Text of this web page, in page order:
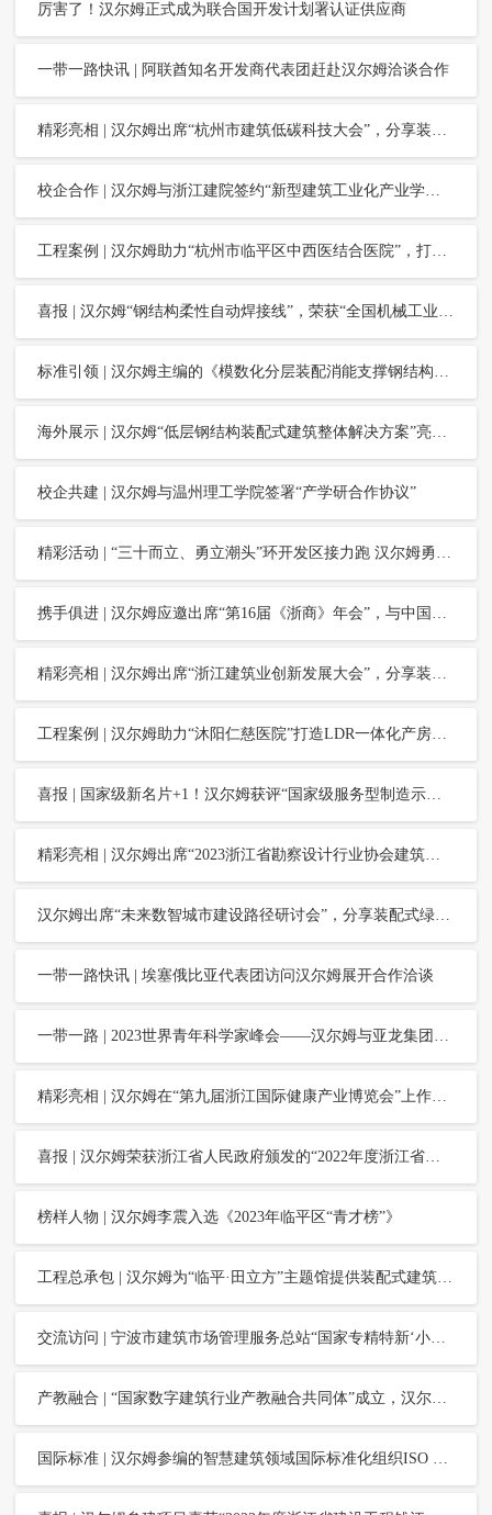
厉害了！汉尔姆正式成为联合国开发计划署认证供应商
一带一路快讯 | 阿联酋知名开发商代表团赶赴汉尔姆洽谈合作
精彩亮相 | 汉尔姆出席“杭州市建筑低碳科技大会”，分享装配式绿色建筑实践成果
校企合作 | 汉尔姆与浙江建院签约“新型建筑工业化产业学院”合作办学项目
工程案例 | 汉尔姆助力“杭州市临平区中西医结合医院”，打造“杭州市装配化装修试点项目”
喜报 | 汉尔姆“钢结构柔性自动焊接线”，荣获“全国机械工业设计创新大赛”铜奖
标准引领 | 汉尔姆主编的《模数化分层装配消能支撑钢结构技术规程》重磅发布
海外展示 | 汉尔姆“低层钢结构装配式建筑整体解决方案”亮相“迪拜BIG5展”，获国际客户青睐
校企共建 | 汉尔姆与温州理工学院签署“产学研合作协议”
精彩活动 | “三十而立、勇立潮头”环开发区接力跑 汉尔姆勇夺佳绩
携手俱进 | 汉尔姆应邀出席“第16届《浙商》年会”，与中国光大银行杭州分行签署战略合作协议
精彩亮相 | 汉尔姆出席“浙江建筑业创新发展大会”，分享装配式绿色低碳建筑的创新成果
工程案例 | 汉尔姆助力“沐阳仁慈医院”打造LDR一体化产房，让分娩充满“家”的温暖
喜报 | 国家级新名片+1！汉尔姆获评“国家级服务型制造示范企业”
精彩亮相 | 汉尔姆出席“2023浙江省勘察设计行业协会建筑装饰设计专业委员会年会”
汉尔姆出席“未来数智城市建设路径研讨会”，分享装配式绿色低碳建筑整体解决方案
一带一路快讯 | 埃塞俄比亚代表团访问汉尔姆展开合作洽谈
一带一路 | 2023世界青年科学家峰会——汉尔姆与亚龙集团、温州绿促会、新型建筑工业化产业学院签署产学研合作协议
精彩亮相 | 汉尔姆在“第九届浙江国际健康产业博览会”上作主题报告
喜报 | 汉尔姆荣获浙江省人民政府颁发的“2022年度浙江省科学技术奖——技术发明奖”
榜样人物 | 汉尔姆李震入选《2023年临平区“青才榜”》
工程总承包 | 汉尔姆为“临平·田立方”主题馆提供装配式建筑整体解决方案，打造全国都市田园创新示范
交流访问 | 宁波市建筑市场管理服务总站“国家专精特新‘小巨人’与装配化装修”研讨会，在汉尔姆举行
产教融合 | “国家数字建筑行业产教融合共同体”成立，汉尔姆当选副理事长
国际标准 | 汉尔姆参编的智慧建筑领域国际标准化组织ISO 37173:2023标准正式发布